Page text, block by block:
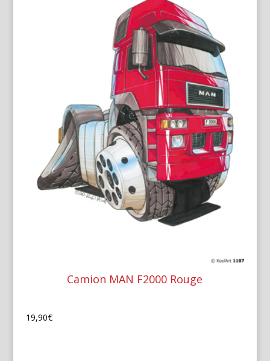
Camion MAN F2000 Rouge
19,90€